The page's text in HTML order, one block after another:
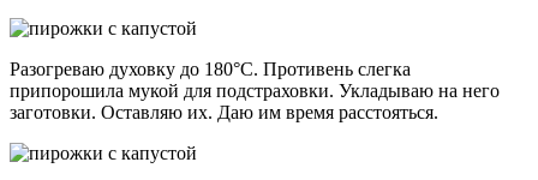
Разогреваю духовку до 180°С. Противень слегка
припорошила мукой для подстраховки. Укладываю на него
заготовки. Оставляю их. Даю им время расстояться.